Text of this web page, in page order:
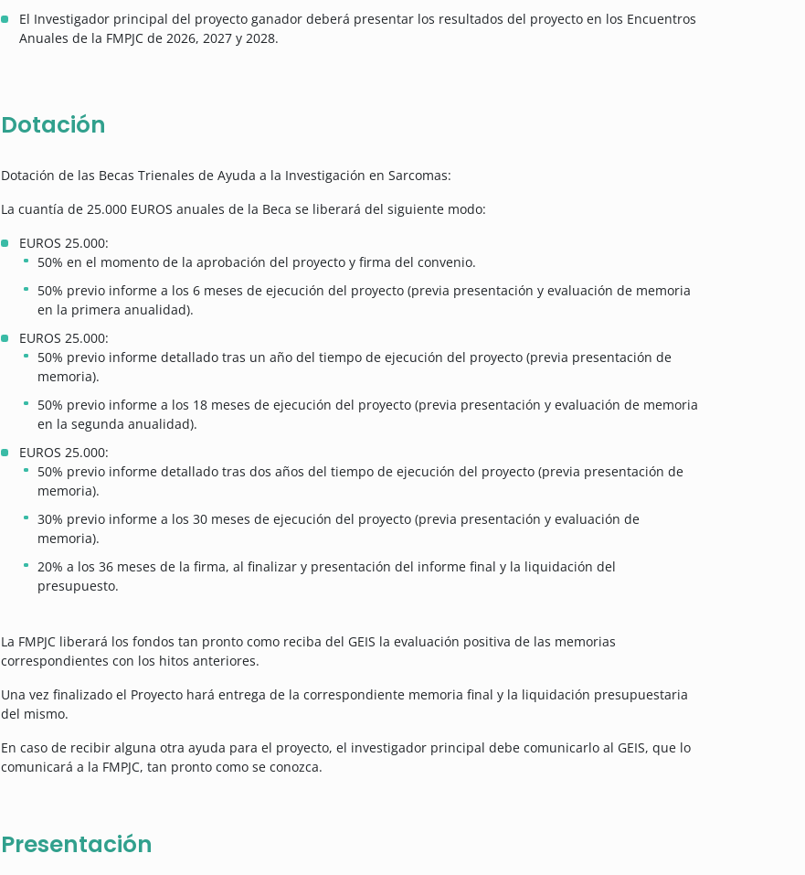
El Investigador principal del proyecto ganador deberá presentar los resultados del proyecto en los Encuentros
Anuales de la FMPJC de 2026, 2027 y 2028.
Dotación
Dotación de las Becas Trienales de Ayuda a la Investigación en Sarcomas:
La cuantía de 25.000 EUROS anuales de la Beca se liberará del siguiente modo:
EUROS 25.000:
50% en el momento de la aprobación del proyecto y firma del convenio.
50% previo informe a los 6 meses de ejecución del proyecto (previa presentación y evaluación de memoria
en la primera anualidad).
EUROS 25.000:
50% previo informe detallado tras un año del tiempo de ejecución del proyecto (previa presentación de
memoria).
50% previo informe a los 18 meses de ejecución del proyecto (previa presentación y evaluación de memoria
en la segunda anualidad).
EUROS 25.000:
50% previo informe detallado tras dos años del tiempo de ejecución del proyecto (previa presentación de
memoria).
30% previo informe a los 30 meses de ejecución del proyecto (previa presentación y evaluación de
memoria).
20% a los 36 meses de la firma, al finalizar y presentación del informe final y la liquidación del
presupuesto.
La FMPJC liberará los fondos tan pronto como reciba del GEIS la evaluación positiva de las memorias
correspondientes con los hitos anteriores.
Una vez finalizado el Proyecto hará entrega de la correspondiente memoria final y la liquidación presupuestaria
del mismo.
En caso de recibir alguna otra ayuda para el proyecto, el investigador principal debe comunicarlo al GEIS, que lo
comunicará a la FMPJC, tan pronto como se conozca.
Presentación